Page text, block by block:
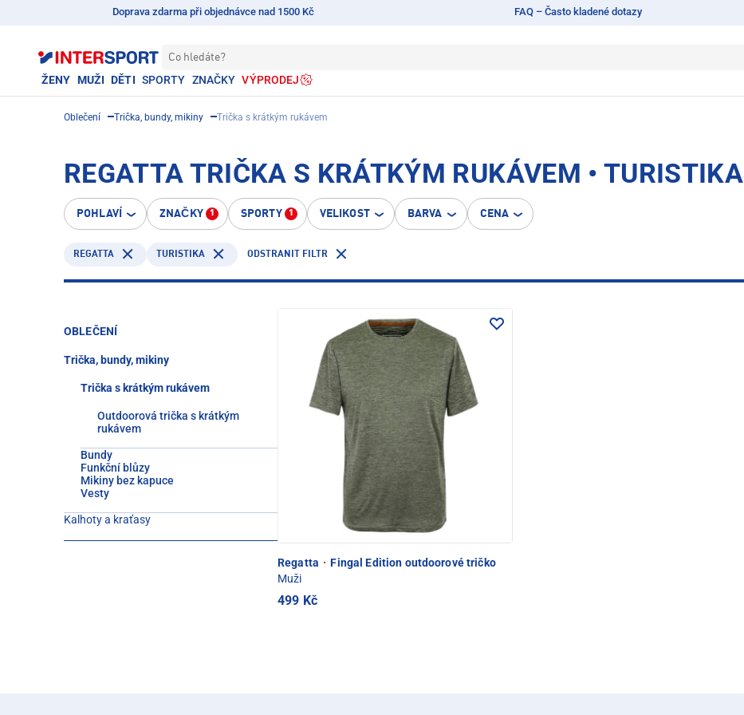
Doprava zdarma při objednávce nad 1500 Kč FAQ – Často kladené dotazy
Co hledáte?
ŽENY MUŽI DĚTI SPORTY ZNAČKY VÝPRODEJ
Oblečení Trička, bundy, mikiny Trička s krátkým rukávem
REGATTA TRIČKA S KRÁTKÝM RUKÁVEM • TURISTIKA
POHLAVÍ ZNAČKY 1 SPORTY 1 VELIKOST BARVA CENA
REGATTA TURISTIKA ODSTRANIT FILTR
OBLEČENÍ
Trička, bundy, mikiny
Trička s krátkým rukávem
Outdoorová trička s krátkým
rukávem
Bundy
Funkční blůzy
Mikiny bez kapuce
Vesty
Kalhoty a kraťasy
Regatta · Fingal Edition outdoorové tričko
Muži
499 Kč